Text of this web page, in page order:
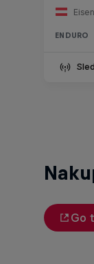
ENDURO
Go